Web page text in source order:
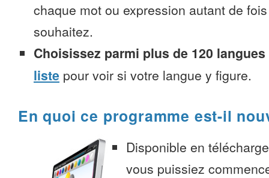
chaque mot ou expression autant de
souhaitez.
Choisissez parmi plus de 120 langues
liste pour voir si votre langue y figure.
En quoi ce programme est-il
Disponible en
vous puissiez